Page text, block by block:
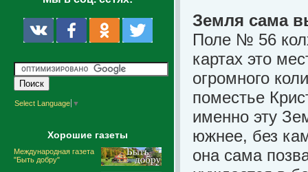
Select Language ▼
Хорошие газеты
Международная газета
"Быть добру"
Земля сама
Поле № 56
картах это
огромного
поместье
именно эту
южнее, без
она сама